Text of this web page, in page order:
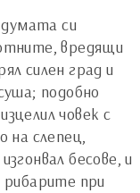
думата си
вредящи
силен град и
подобно
човек с
на слепец,
бесове, и
рибарите при